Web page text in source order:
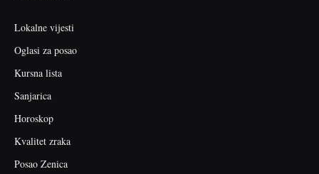
Lokalne vijesti
Oglasi za posao
Kursna lista
Sanjarica
Horoskop
Kvalitet zraka
Posao Zenica